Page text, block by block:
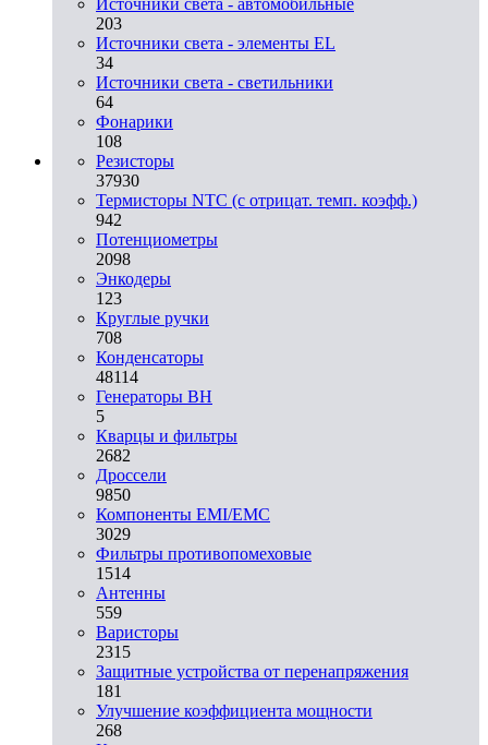
203
Источники света - элементы EL
34
Источники света - светильники
64
Фонарики
108
Резисторы
37930
Термисторы NTC (с отрицат. темп. коэфф.)
942
Потенциометры
2098
Энкодеры
123
Круглые ручки
708
Конденсаторы
48114
Генераторы ВН
5
Кварцы и фильтры
2682
Дроссели
9850
Компоненты EMI/EMC
3029
Фильтры противопомеховые
1514
Антенны
559
Варисторы
2315
Защитные устройства от перенапряжения
181
Улучшение коэффициента мощности
268